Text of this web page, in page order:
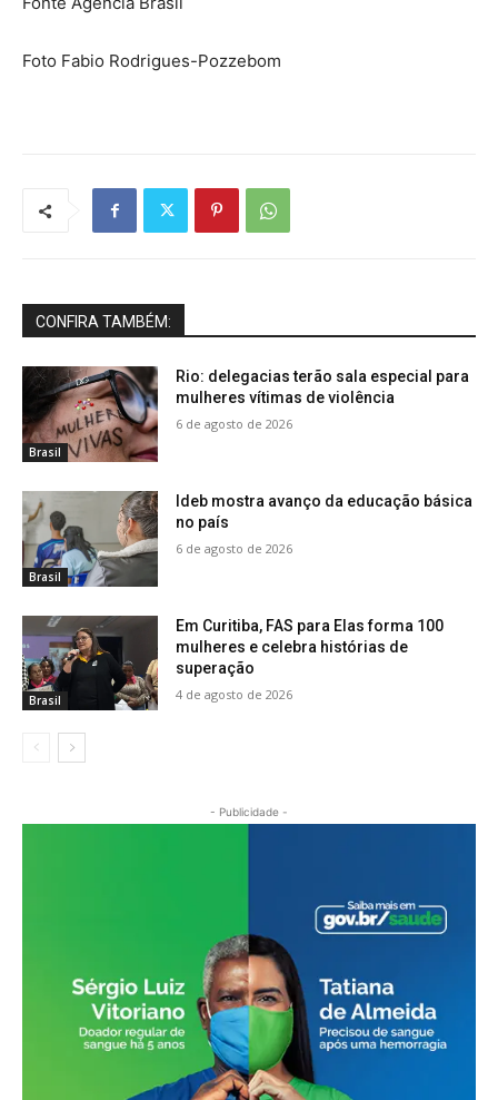
Foto Fabio Rodrigues-Pozzebom
CONFIRA TAMBÉM:
Brasil
Rio: delegacias terão sala especial para
mulheres vítimas de violência
6 de agosto de 2026
Brasil
Ideb mostra avanço da educação básica
no país
6 de agosto de 2026
Brasil
Em Curitiba, FAS para Elas forma 100
mulheres e celebra histórias de
superação
4 de agosto de 2026
- Publicidade -